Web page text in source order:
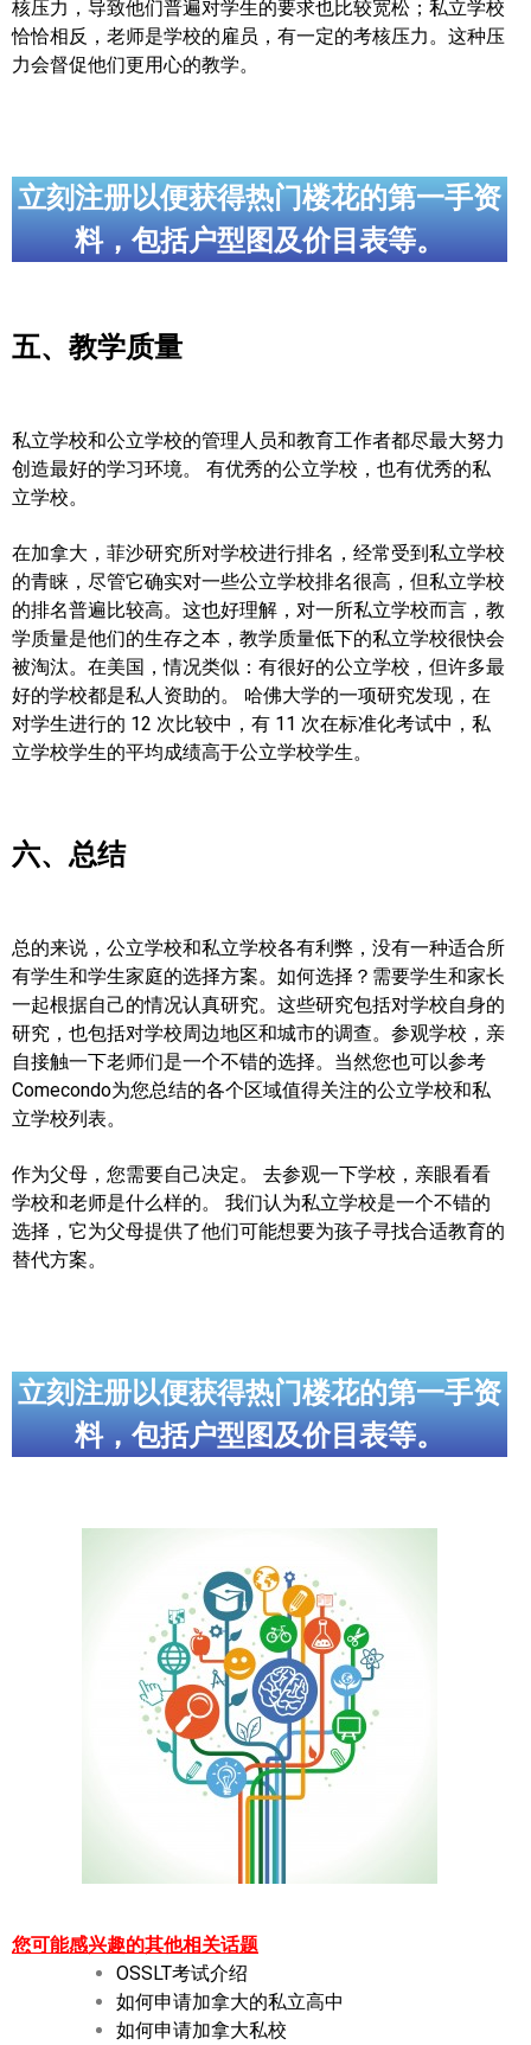
核压力，导致他们普遍对学生的要求也比较宽松；私立学校
恰恰相反，老师是学校的雇员，有一定的考核压力。这种压
力会督促他们更用心的教学。
立刻注册以便获得热门楼花的第一手资
料，包括户型图及价目表等。
五、教学质量
私立学校和公立学校的管理人员和教育工作者都尽最大努力
创造最好的学习环境。 有优秀的公立学校，也有优秀的私
立学校。
在加拿大，菲沙研究所对学校进行排名，经常受到私立学校
的青睐，尽管它确实对一些公立学校排名很高，但私立学校
的排名普遍比较高。这也好理解，对一所私立学校而言，教
学质量是他们的生存之本，教学质量低下的私立学校很快会
被淘汰。在美国，情况类似：有很好的公立学校，但许多最
好的学校都是私人资助的。 哈佛大学的一项研究发现，在
对学生进行的 12 次比较中，有 11 次在标准化考试中，私
立学校学生的平均成绩高于公立学校学生。
六、总结
总的来说，公立学校和私立学校各有利弊，没有一种适合所
有学生和学生家庭的选择方案。如何选择？需要学生和家长
一起根据自己的情况认真研究。这些研究包括对学校自身的
研究，也包括对学校周边地区和城市的调查。参观学校，亲
自接触一下老师们是一个不错的选择。当然您也可以参考
Comecondo为您总结的各个区域值得关注的公立学校和私
立学校列表。
作为父母，您需要自己决定。 去参观一下学校，亲眼看看
学校和老师是什么样的。 我们认为私立学校是一个不错的
选择，它为父母提供了他们可能想要为孩子寻找合适教育的
替代方案。
立刻注册以便获得热门楼花的第一手资
料，包括户型图及价目表等。
您可能感兴趣的其他相关话题
OSSLT考试介绍
如何申请加拿大的私立高中
如何申请加拿大私校